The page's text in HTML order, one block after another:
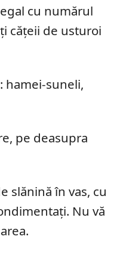
cu numărul
cățeii de usturoi
hamei-suneli,
pe deasupra
slănină în vas, cu
Nu vă